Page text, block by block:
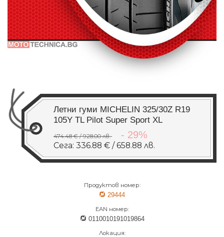
Летни гуми MICHELIN 325/30Z R19
105Y TL Pilot Super Sport XL
474.48 € / 928.00 лв. - 29%
Сега: 336.88 € / 658.88 лв.
Продуктов номер:
29444
EAN номер:
0110010191019864
Локация: